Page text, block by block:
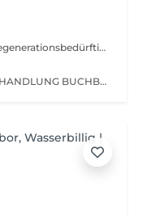
Für stark verhornte, großporige oder regenerationsbedürftige Haut. Diese Behandlung kombiniert das Beste aus zwei Welten: Die 6-Stufen-Pflegekraft unserer HYDROcare Advanced-Technologie + eine präzise Diamant-Mikrodermabrasion. Ideal für Hautbilder, bei denen Reinigung allein nicht mehr reicht und echte Strukturverbesserung gefragt ist. Was macht den Unterschied? Im Vergleich zur klassischen HYDROcare-Behandlung starten wir hier mit einer zusätzlichen Mikrodermabrasion. Dabei werden abgestorbene Hautzellen gezielt abgetragen sanft, aber effektiv. Das macht die Haut aufnahmefähiger, aktiviert die Regeneration und schafft die perfekte Basis für alle darauffolgenden Schritte. Das Ergebnis: glatter, feiner, durchfeuchteter und mit maximalem Glow. Behandlungsaufbau 7 Schritte zum Glow 1. DIAMANT-MIKRODERMABRASION Gezielte Abtragung der obersten Hautschicht gegen Verhornungen, grobe Struktur & müden Teint 2-7: Alle 6 HYDROcare Advanced Schritte CLEAN: Spirulina & Pentylene Glycol PEEL: Milchsäure & Glykolsäure DETOX: Kamille & Hamamelis REFRESH: Hyaluronsäure & Vitamin C OXYGEN GUN: Tiefenwirksame Essenzen DERMA PRESSURE: Druckluft für maximale Wirkstoffaufnahme Besonders geeignet bei: -Unreiner, grobporiger oder verdickter Haut -Reifer oder regenerationsbedürftiger Haut -Raucherhaut mit grauem, fahlem Teint -Haut, die schon vieles ausprobiert hat aber noch nicht angekommen ist
NUR IN KOMBI MIT EINR GESICHTSBEHANDLUNG BUCHBAR! Sanfte, kontrollierte Microdermabrasion. Entfernt verhornte Zellen für ein gleichmäßiges Hautbild.